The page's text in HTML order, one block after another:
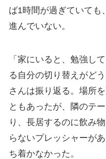
ば1時間が過ぎていても
進んでいない。
「家にいると、勉強し
る自分の切り替えがど
さんは振り返る。場所
ともあったが、隣のテ
り、長居するのに飲み
らないプレッシャーが
ち着かなかった。